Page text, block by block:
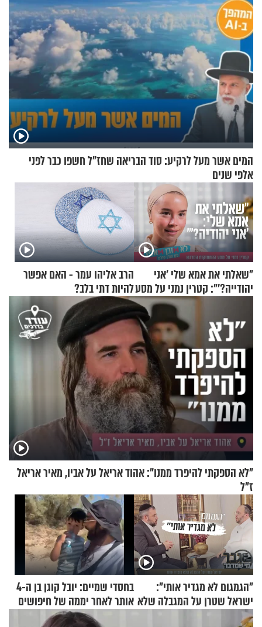
המים אשר מעל לרקיע: סוד הבריאה שחז"ל חשפו כבר לפני
אלפי שנים
"שאלתי את אמא שלי 'אני
יהודייה?'": קטרין נמני על מסע
ההתחזקות המרגש
הרב אליהו עמר - האם אפשר
להיות דתי בלב?
"לא הספקתי להיפרד ממנו": אהוד אריאל על אביו, מאיר אריאל
ז"ל
"הגמגום לא מגדיר אותי":
ישראל שטרן על המגבלה שלא
עוצרת אותו
בחסדי שמיים: יובל קוגן בן ה-4
אותר לאחר יממה של חיפושים